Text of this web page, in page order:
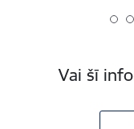
Vai šī